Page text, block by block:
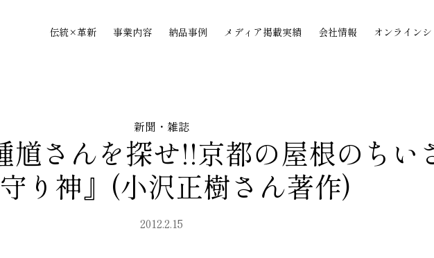
伝統×革新 事業内容 納品事例 メディア掲載実績 会社情報 オンライン
新聞・雑誌
馗さんを探せ!!京都の屋根のちい
り神』(小沢正樹さん著作)
2012.2.15